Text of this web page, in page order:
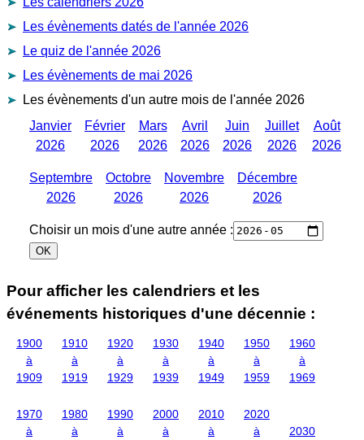
Les évènements datés de l'année 2026
Le quiz de l'année 2026
Les évènements de mai 2026
Les évènements d'un autre mois de l'année 2026
Janvier
2026
Février
2026
Mars
2026
Avril
2026
Juin
2026
Juillet
2026
Août
2026
Septembre
2026
Octobre
2026
Novembre
2026
Décembre
2026
Choisir un mois d'une autre année :
Pour afficher les calendriers et les
événements historiques d'une décennie :
1900
à
1909
1910
à
1919
1920
à
1929
1930
à
1939
1940
à
1949
1950
à
1959
1960
à
1969
1970
à
1980
à
1990
à
2000
à
2010
à
2020
à
2030